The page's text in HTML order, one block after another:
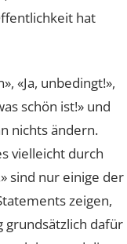
jeder Mensch
die
«Ja,
schön ist!»
nichts ändern.
vielleicht durch
sind nur einige